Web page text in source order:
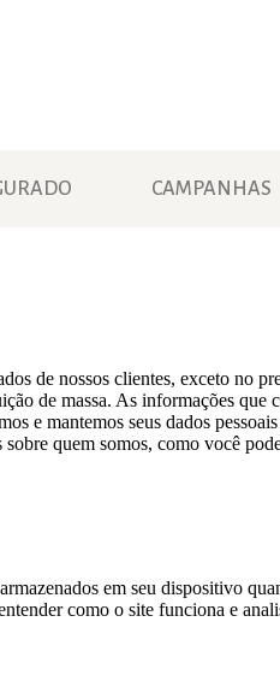
CAMPANHAS
de nossos clientes, exceto no
de massa. As informações
e mantemos seus dados
quem somos, como você
em seu dispositivo
como o site funciona e